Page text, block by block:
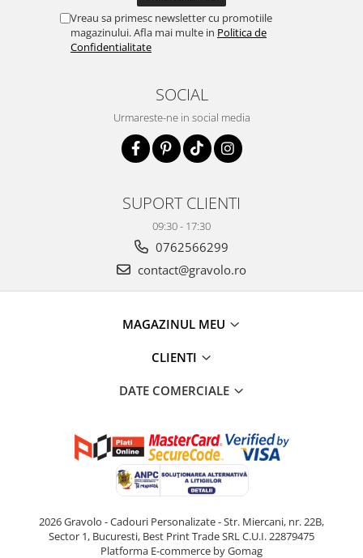
Vreau sa primesc newsletter cu promotiile
magazinului. Afla mai multe in Politica de
Confidentialitate
SOCIAL
Urmareste-ne in social media
SUPORT CLIENTI
09:30 - 17:30
0762566299
contact@gravolo.ro
MAGAZINUL MEU
CLIENTI
DATE COMERCIALE
2026 Gravolo - Cadouri Personalizate - Str. Miercani, nr. 22B,
Sector 1, Bucuresti, Best Print Trade SRL C.U.I. 22879475
Platforma E-commerce by Gomag